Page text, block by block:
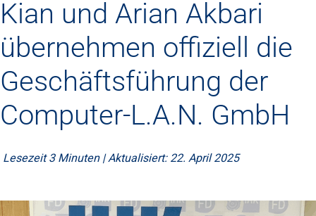
Kian und Arian Akbari
übernehmen offiziell die
Geschäftsführung der
Computer-L.A.N. GmbH
Lesezeit 3 Minuten | Aktualisiert: 22. April 2025